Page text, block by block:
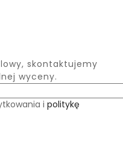
skontaktujemy
wyceny.
i politykę